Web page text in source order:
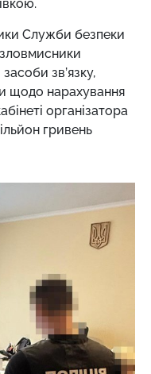
Служби безпеки
зв’язку,
щодо нарахування
організатора
гривень